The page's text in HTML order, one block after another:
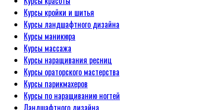
Курсы кройки и шитья
Курсы ландшафтного дизайна
Курсы маникюра
Курсы массажа
Курсы наращивания ресниц
Курсы ораторского мастерства
Курсы парикмахеров
Курсы по наращиванию ногтей